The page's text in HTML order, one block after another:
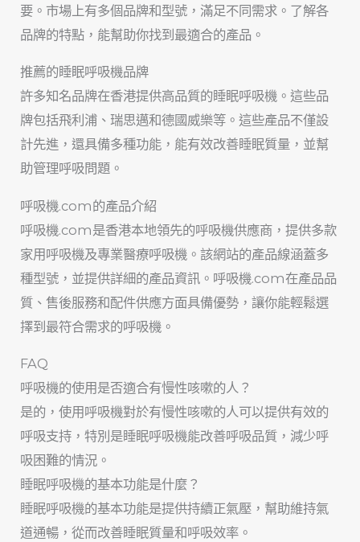
要。市場上有多個品牌和型號，滿足不同需求。了解各
品牌的特點，能幫助你找到最適合的產品。
推薦的睡眠呼吸機品牌
許多知名品牌在香港提供高品質的睡眠呼吸機。這些品
牌包括飛利浦、瑞思邁和德國威樂等。這些產品不僅設
計先進，還具備多種功能，能有效改善睡眠質量，並幫
助管理呼吸問題。
呼吸機.com的產品介紹
呼吸機.com是香港本地領先的呼吸機供應商，提供多款
家用呼吸機及專業醫療呼吸機。該網站的產品線涵蓋多
種型號，並提供詳細的產品資訊。呼吸機.com在產品品
質、售後服務和配件供應方面具備優勢，讓你能輕鬆選
擇到最符合需求的呼吸機。
FAQ
呼吸機的使用是否適合有慢性咳嗽的人？
是的，使用呼吸機對於有慢性咳嗽的人可以提供有效的
呼吸支持，特別是睡眠呼吸機能改善呼吸品質，減少呼
吸困難的情況。
睡眠呼吸機的基本功能是什麼？
睡眠呼吸機的基本功能是提供持續正氣壓，幫助維持氣
道通暢，從而改善睡眠質量和呼吸效率。